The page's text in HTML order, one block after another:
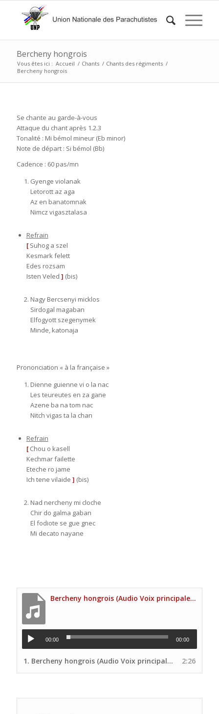
Bercheny hongrois
Vous êtes ici : Accueil / Chants / Chants des régiments /
Bercheny hongrois
Se chante au garde-à-vous
Attaque du chant après 1.2.3
Tonalité : Mi bémol mineur (Eb minor)
Note de départ : Si bémol (Bb)
Cadence : 60 pas/mn
Gyenge violanak
Letorott az aga
Az en banatomnak
Nimcz vigasztalasa
Refrain
[Suhog a szel
Kesmark felett
Edes rozsam
Isten Veled ] (bis)
Nagy Bercsenyi micklos
Sirdogal magaban
Elfogyott szegenymek
Minde, katonaja
Prononciation « à la française »
Dienne guienne vi o la nac
Les teureutes en za gane
Azene ba na tom nac
Nitch vigas ta la chan
Refrain
[Chou o kasell
Kechmar failette
Eteche ro jame
Ich tene vilaide ] (bis)
Nad nercheny mi cloche
Chir do galma gaban
El fodiote se gue gnec
Mi decato nayane
Bercheny hongrois (Audio Voix principale Site UNP)
00:00 00:00
1. Bercheny hongrois (Audio Voix principale Site UNP) 2:26